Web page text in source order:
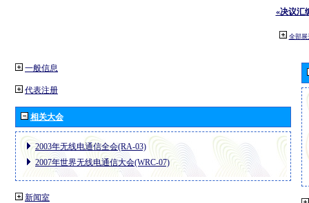
«决议汇
全部展
一般信息
代表注册
相关大会
2003年无线电通信全会(RA-03)
2007年世界无线电通信大会(WRC-07)
新闻室